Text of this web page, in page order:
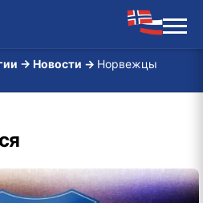
→ Новости → Норвежцы